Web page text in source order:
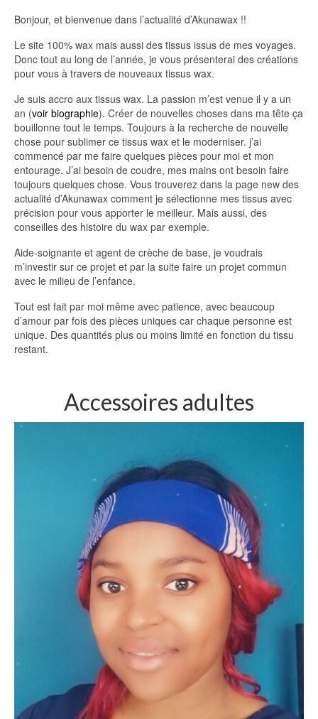
Bonjour, et bienvenue dans l’actualité d’Akunawax !!
Le site 100% wax mais aussi des tissus issus de mes voyages.
Donc tout au long de l’année, je vous présenterai des créations
pour vous à travers de nouveaux tissus wax.
Je suis accro aux tissus wax. La passion m’est venue il y a un
an (voir biographie). Créer de nouvelles choses dans ma tête ça
bouillonne tout le temps. Toujours à la recherche de nouvelle
chose pour sublimer ce tissus wax et le moderniser. j’ai
commencé par me faire quelques pièces pour moi et mon
entourage. J’ai besoin de coudre, mes mains ont besoin faire
toujours quelques chose. Vous trouverez dans la page new des
actualité d’Akunawax comment je sélectionne mes tissus avec
précision pour vous apporter le meilleur. Mais aussi, des
conseilles des histoire du wax par exemple.
Aide-soignante et agent de crèche de base, je voudrais
m’investir sur ce projet et par la suite faire un projet commun
avec le milieu de l’enfance.
Tout est fait par moi même avec patience, avec beaucoup
d’amour par fois des pièces uniques car chaque personne est
unique. Des quantités plus ou moins limité en fonction du tissu
restant.
Accessoires adultes